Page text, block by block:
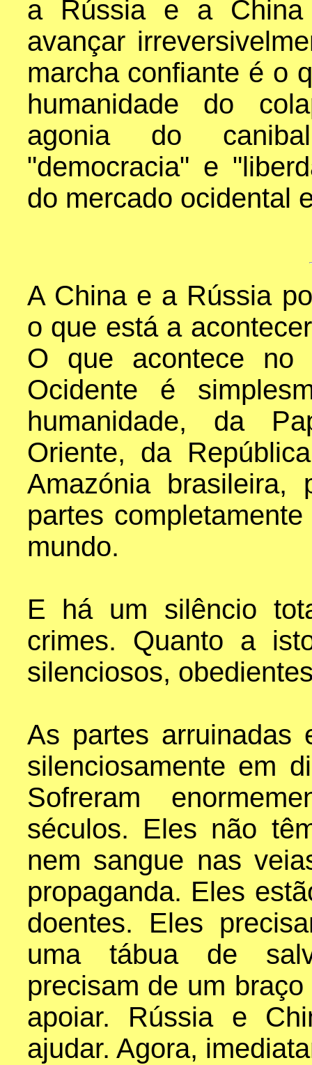
a Rússia e a
avançar
marcha confiante é o
humanidade do
agonia do
"democracia" e
do mercado ocidental
A China e a Rússia
o que está a
O que acontece
Ocidente é
humanidade, da
Oriente, da
Amazónia brasileira,
partes
mundo.
E há um silêncio
crimes. Quanto a
silenciosos,
As partes arruinadas
silenciosamente em
Sofreram
séculos. Eles não
nem sangue nas
propaganda. Eles
doentes. Eles
uma tábua de
precisam de um
apoiar. Rússia e
ajudar. Agora,